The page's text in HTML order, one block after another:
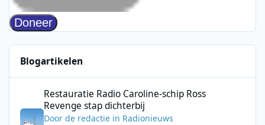
Blogartikelen
Restauratie Radio Caroline-schip Ross
Revenge stap dichterbij
Doorde redactie in Radionieuws